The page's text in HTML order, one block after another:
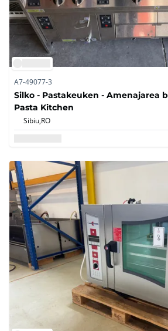
A7-49077-3
Silko - Pastakeuken - Amenajarea
Pasta Kitchen
Sibiu,RO